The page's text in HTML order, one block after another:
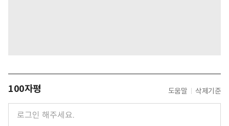
100자평 도움말 삭제기준